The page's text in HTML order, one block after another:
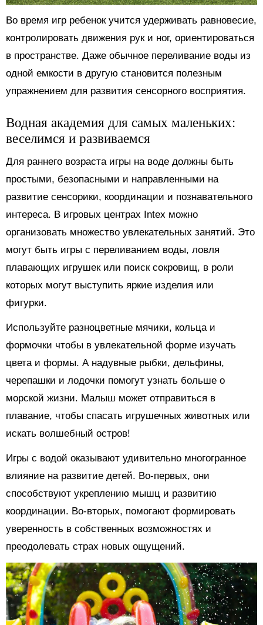
Во время игр ребенок учится удерживать равновесие,
контролировать движения рук и ног, ориентироваться
в пространстве. Даже обычное переливание воды из
одной емкости в другую становится полезным
упражнением для развития сенсорного восприятия.
Водная академия для самых маленьких:
веселимся и развиваемся
Для раннего возраста игры на воде должны быть
простыми, безопасными и направленными на
развитие сенсорики, координации и познавательного
интереса. В игровых центрах Intex можно
организовать множество увлекательных занятий. Это
могут быть игры с переливанием воды, ловля
плавающих игрушек или поиск сокровищ, в роли
которых могут выступить яркие изделия или
фигурки.
Используйте разноцветные мячики, кольца и
формочки чтобы в увлекательной форме изучать
цвета и формы. А надувные рыбки, дельфины,
черепашки и лодочки помогут узнать больше о
морской жизни. Малыш может отправиться в
плавание, чтобы спасать игрушечных животных или
искать волшебный остров!
Игры с водой оказывают удивительно многогранное
влияние на развитие детей. Во-первых, они
способствуют укреплению мышц и развитию
координации. Во-вторых, помогают формировать
уверенность в собственных возможностях и
преодолевать страх новых ощущений.